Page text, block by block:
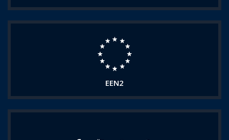
EEN2